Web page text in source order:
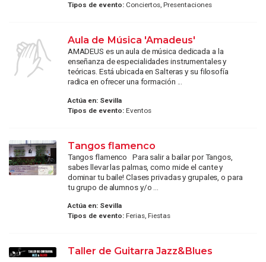
Tipos de evento:Conciertos, Presentaciones
Aula de Música 'Amadeus'
AMADEUS es un aula de música dedicada a la
enseñanza de especialidades instrumentales y
teóricas. Está ubicada en Salteras y su filosofía
radica en ofrecer una formación ...
Actúa en: Sevilla
Tipos de evento:Eventos
Tangos flamenco
Tangos flamenco Para salir a bailar por Tangos,
sabes llevar las palmas, como mide el cante y
dominar tu baile! Clases privadas y grupales, o para
tu grupo de alumnos y/o ...
Actúa en: Sevilla
Tipos de evento:Ferias, Fiestas
Taller de Guitarra Jazz&Blues